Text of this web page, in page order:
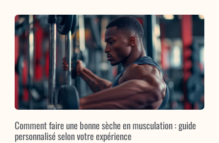
Comment faire une bonne sèche en musculation : guide
personnalisé selon votre expérience